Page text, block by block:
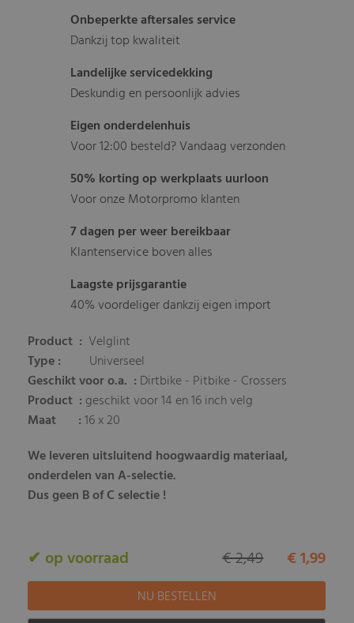
Onbeperkte aftersales service
Dankzij top kwaliteit
Landelijke servicedekking
Deskundig en persoonlijk advies
Eigen onderdelenhuis
Voor 12:00 besteld? Vandaag verzonden
50% korting op werkplaats uurloon
Voor onze Motorpromo klanten
7 dagen per weer bereikbaar
Klantenservice boven alles
Laagste prijsgarantie
40% voordeliger dankzij eigen import
Product : Velglint
Type : Universeel
Geschikt voor o.a. : Dirtbike - Pitbike - Crossers
Product : geschikt voor 14 en 16 inch velg
Maat :16 x 20
We leveren uitsluitend hoogwaardig materiaal,
onderdelen van A-selectie.
Dus geen B of C selectie !
✔ op voorraad € 1,99
€ 2,49